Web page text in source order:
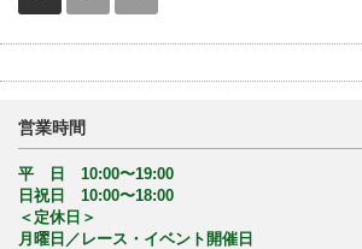
営業時間
平 日 10:00〜19:00
日祝日 10:00〜18:00
＜定休日＞
月曜日／レース・イベント開催日